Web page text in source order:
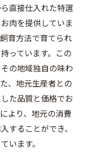
格の実現
設定
手に入れる賢
を知る
すすめ部位
へ
肉選び
直接仕入れた特選
肉を提供していま
育方法で育てられ
っています。この
の地域独自の味わ
、地元生産者との
た品質と価格でお
より、地元の消費
することができ、
います。